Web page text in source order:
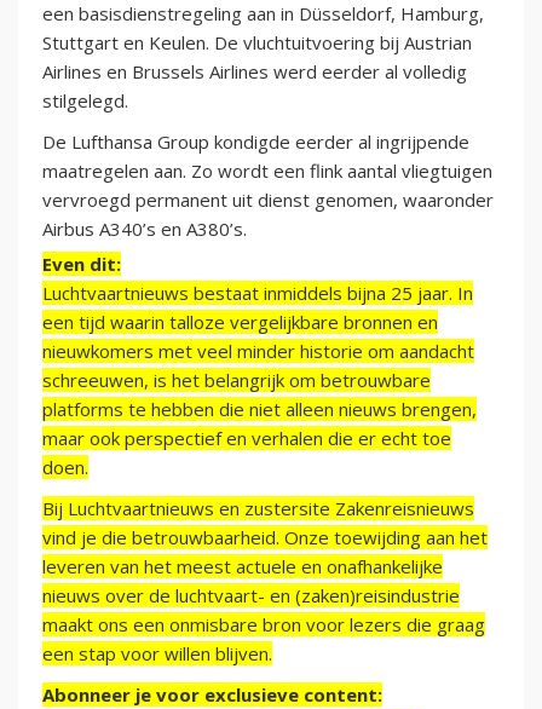
een basisdienstregeling aan in Düsseldorf, Hamburg,
Stuttgart en Keulen. De vluchtuitvoering bij Austrian
Airlines en Brussels Airlines werd eerder al volledig
stilgelegd.
De Lufthansa Group kondigde eerder al ingrijpende
maatregelen aan. Zo wordt een flink aantal vliegtuigen
vervroegd permanent uit dienst genomen, waaronder
Airbus A340’s en A380’s.
Even dit:
Luchtvaartnieuws bestaat inmiddels bijna 25 jaar. In
een tijd waarin talloze vergelijkbare bronnen en
nieuwkomers met veel minder historie om aandacht
schreeuwen, is het belangrijk om betrouwbare
platforms te hebben die niet alleen nieuws brengen,
maar ook perspectief en verhalen die er echt toe
doen.
Bij Luchtvaartnieuws en zustersite Zakenreisnieuws
vind je die betrouwbaarheid. Onze toewijding aan het
leveren van het meest actuele en onafhankelijke
nieuws over de luchtvaart- en (zaken)reisindustrie
maakt ons een onmisbare bron voor lezers die graag
een stap voor willen blijven.
Abonneer je voor exclusieve content: